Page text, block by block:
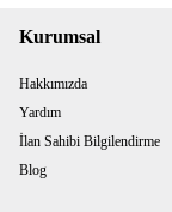
Kurumsal
Hakkımızda
Yardım
İlan Sahibi Bilgilendirme
Blog